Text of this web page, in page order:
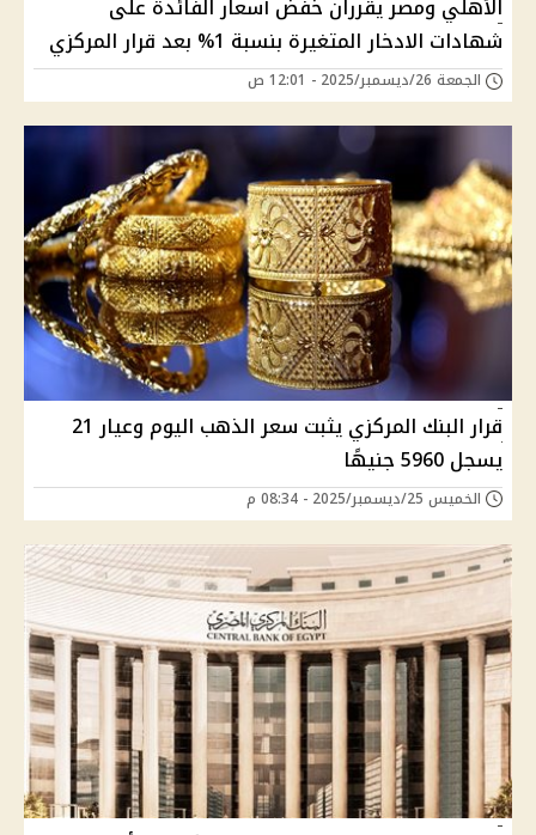
الأهلي ومصر يقرران خفض أسعار الفائدة على
شهادات الادخار المتغيرة بنسبة 1% بعد قرار المركزي
الجمعة 26/ديسمبر/2025 - 12:01 ص
قرار البنك المركزي يثبت سعر الذهب اليوم وعيار 21
يسجل 5960 جنيهًا
الخميس 25/ديسمبر/2025 - 08:34 م